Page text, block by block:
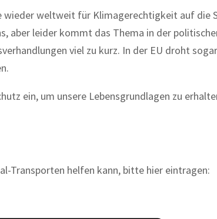
wieder weltweit für Klimagerechtigkeit auf die
aber leider kommt das Thema in der
viel zu kurz. In der EU droht
ein, um unsere Lebensgrundlagen zu
Transporten helfen kann, bitte hier eintragen: